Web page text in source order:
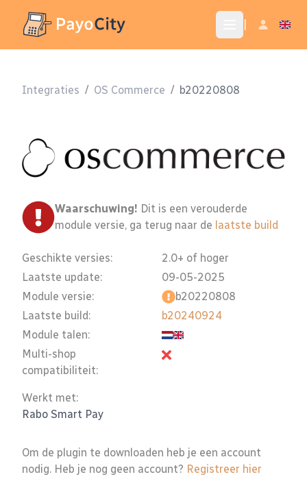
Integraties / OS Commerce / b20220808
Waarschuwing! Dit is een verouderde
module versie, ga terug naar de laatste build
Geschikte versies:
Laatste update:
Module versie:
Laatste build:
Module talen:
Multi-shop
compatibiliteit:
2.0+ of hoger
09-05-2025
b20220808
b20240924
Werkt met:
Rabo Smart Pay
Om de plugin te downloaden heb je een account
nodig. Heb je nog geen account? Registreer hier